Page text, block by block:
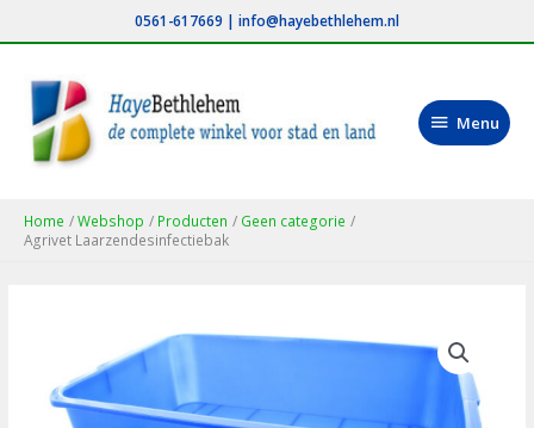
naar
inhoud
0561-617669 | info@hayebethlehem.nl
Menu
Menu
Home Webshop Producten
Geen categorie
Agrivet Laarzendesinfectiebak